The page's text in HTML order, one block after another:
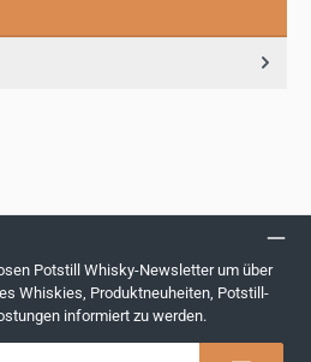
Potstill Whisky-Newsletter um über
Whiskies, Produktneuheiten, Potstill-
informiert zu werden.